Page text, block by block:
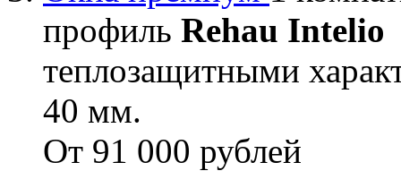
профиль Rehau Intelio
теплозащитными
40 мм.
От 91 000 рублей